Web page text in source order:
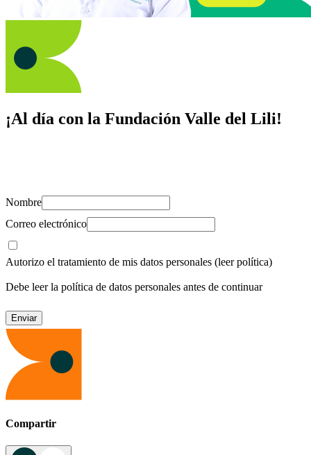
¡Al día con la Fundación Valle del Lili!
Nombre
Correo electrónico
Autorizo el tratamiento de mis datos personales (leer política)
Debe leer la política de datos personales antes de continuar
Compartir